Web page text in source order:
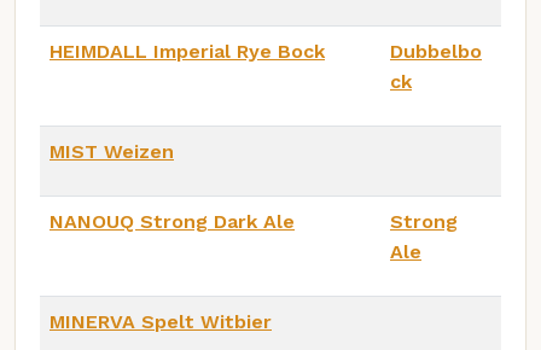
HEIMDALL Imperial Rye Bock
Dubbelbo
ck
MIST Weizen
NANOUQ Strong Dark Ale
Strong
Ale
MINERVA Spelt Witbier